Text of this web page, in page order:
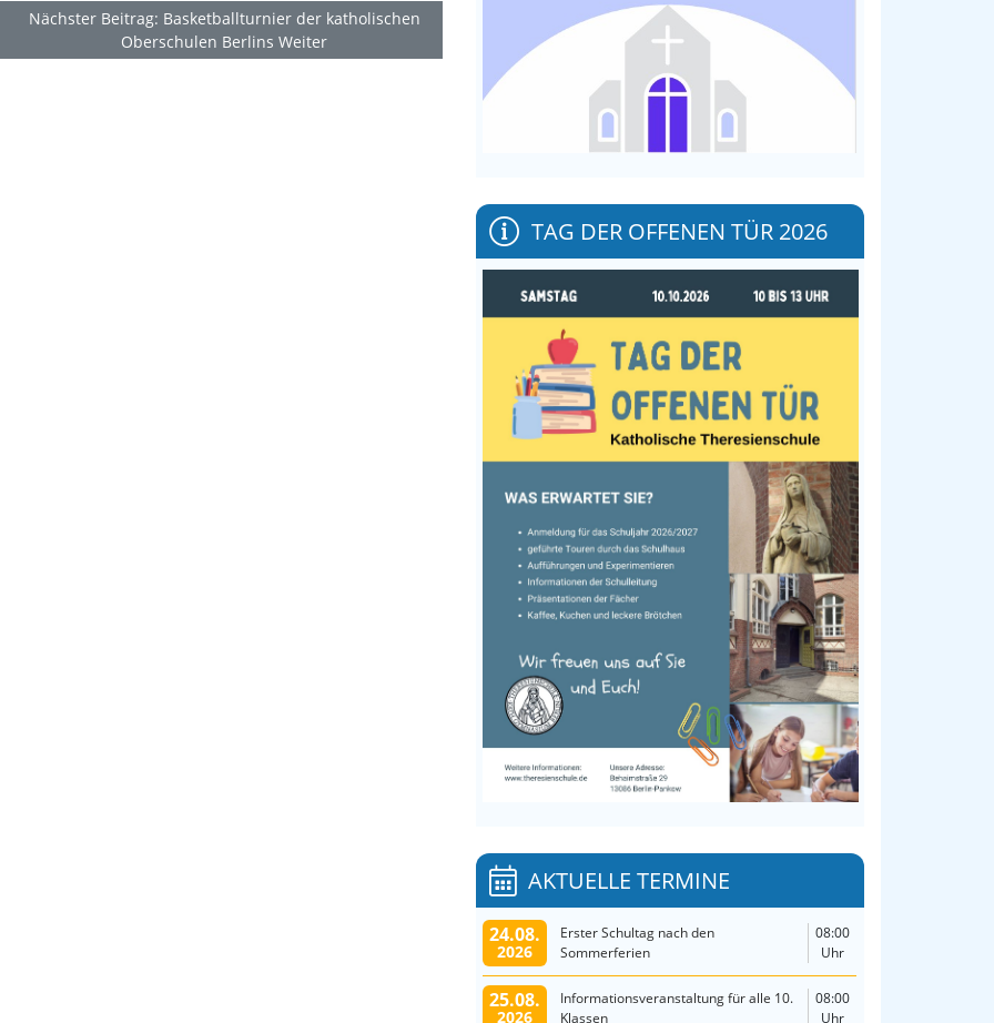
Nächster Beitrag: Basketballturnier der katholischen
Oberschulen BerlinsWeiter
TAG DER OFFENEN TÜR 2026
AKTUELLE TERMINE
24.08.
2026
Erster Schultag nach den
Sommerferien
08:00
Uhr
25.08.
2026
Informationsveranstaltung für alle 10.
Klassen
08:00
Uhr